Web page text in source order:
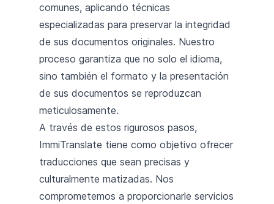
comunes, aplicando técnicas
especializadas para preservar la integridad
de sus documentos originales. Nuestro
proceso garantiza que no solo el idioma,
sino también el formato y la presentación
de sus documentos se reproduzcan
meticulosamente.
A través de estos rigurosos pasos,
ImmiTranslate tiene como objetivo ofrecer
traducciones que sean precisas y
culturalmente matizadas. Nos
comprometemos a proporcionarle servicios